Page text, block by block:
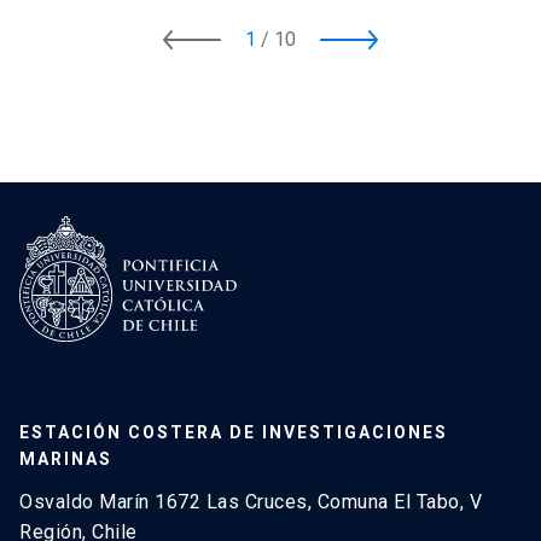
1 / 10
ESTACIÓN COSTERA DE INVESTIGACIONES
MARINAS
Osvaldo Marín 1672 Las Cruces, Comuna El Tabo, V
Región, Chile